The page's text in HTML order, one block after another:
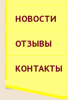
НОВОСТИ
ОТЗЫВЫ
КОНТАКТЫ